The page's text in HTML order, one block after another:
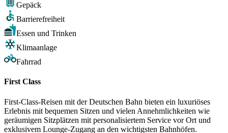
Gepäck
Barrierefreiheit
Essen und Trinken
Klimaanlage
Fahrrad
First Class
First-Class-Reisen mit der Deutschen Bahn bieten ein luxuriöses
Erlebnis mit bequemen Sitzen und vielen Annehmlichkeiten wie
geräumigen Sitzplätzen mit personalisiertem Service vor Ort und
exklusivem Lounge-Zugang an den wichtigsten Bahnhöfen.